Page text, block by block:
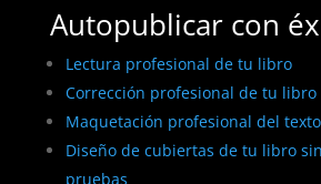
Autopublicar con
Lectura profesional de tu libro
Corrección profesional de tu libro
Maquetación profesional del
Diseño de cubiertas de tu libro
pruebas